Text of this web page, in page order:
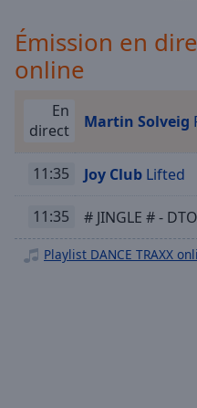
Chapters
Chapters
Descriptions
off,
selected
Subtitles
subtitles
Émission en
online
En
direct
Martin Solveig
11:35 Joy Club Lifted
11:35 # JINGLE # -
Playlist DANCE TRAXX